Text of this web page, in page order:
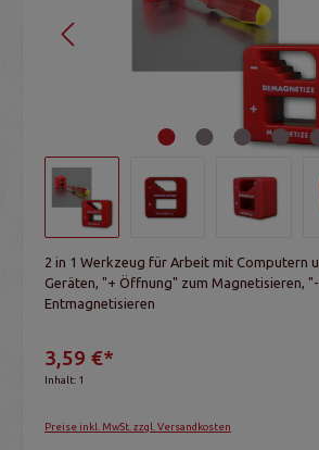
2 in 1 Werkzeug für Arbeit mit Computern
Geräten, "+ Öffnung" zum Magnetisieren,
Entmagnetisieren
3,59 €*
Inhalt: 1
Preise inkl. MwSt. zzgl. Versandkosten